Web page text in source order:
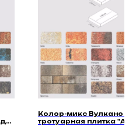
Колор-микс Вулкано |
тротуарная плитка